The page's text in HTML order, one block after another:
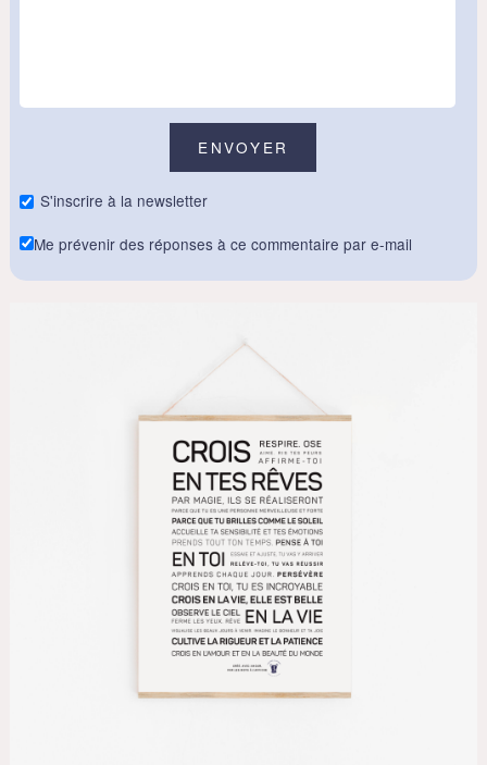
S'inscrire à la newsletter
Me prévenir des réponses à ce commentaire par e-mail